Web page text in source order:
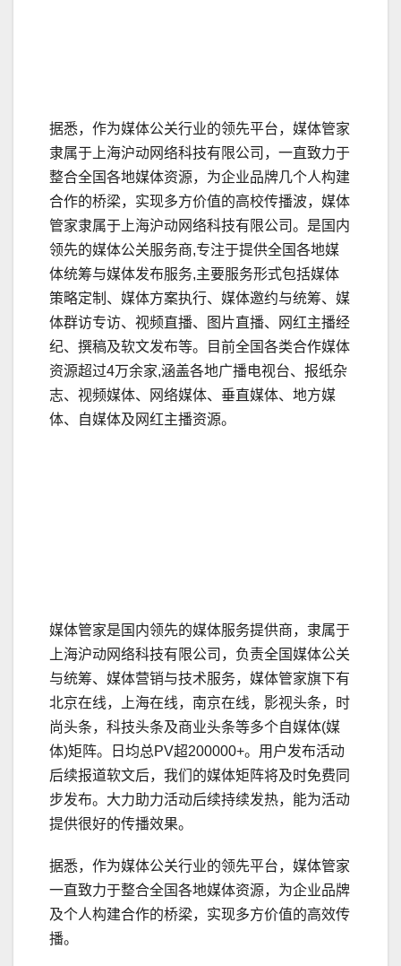
据悉，作为媒体公关行业的领先平台，媒体管家
隶属于上海沪动网络科技有限公司，一直致力于
整合全国各地媒体资源，为企业品牌几个人构建
合作的桥梁，实现多方价值的高校传播波，媒体
管家隶属于上海沪动网络科技有限公司。是国内
领先的媒体公关服务商,专注于提供全国各地媒
体统筹与媒体发布服务,主要服务形式包括媒体
策略定制、媒体方案执行、媒体邀约与统筹、媒
体群访专访、视频直播、图片直播、网红主播经
纪、撰稿及软文发布等。目前全国各类合作媒体
资源超过4万余家,涵盖各地广播电视台、报纸杂
志、视频媒体、网络媒体、垂直媒体、地方媒
体、自媒体及网红主播资源。
媒体管家是国内领先的媒体服务提供商，隶属于
上海沪动网络科技有限公司，负责全国媒体公关
与统筹、媒体营销与技术服务，媒体管家旗下有
北京在线，上海在线，南京在线，影视头条，时
尚头条，科技头条及商业头条等多个自媒体(媒
体)矩阵。日均总PV超200000+。用户发布活动
后续报道软文后，我们的媒体矩阵将及时免费同
步发布。大力助力活动后续持续发热，能为活动
提供很好的传播效果。
据悉，作为媒体公关行业的领先平台，媒体管家
一直致力于整合全国各地媒体资源，为企业品牌
及个人构建合作的桥梁，实现多方价值的高效传
播。